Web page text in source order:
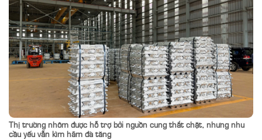
Thị trường nhôm được hỗ trợ bởi nguồn cung thắt chặt, nhưng nhu
cầu yếu vẫn kìm hãm đà tăng